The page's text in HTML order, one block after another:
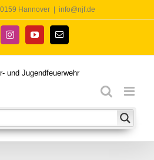
Hannover info@njf.de
InstagramYouTube
E-
Mail